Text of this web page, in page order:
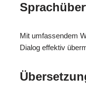
Mit umfassendem
Dialog effektiv